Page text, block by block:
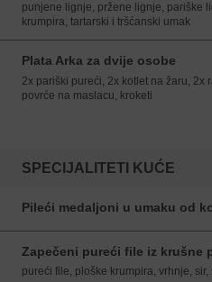
punjene lignje, pržene lignje, pariške
krumpira, tartarski i tršćanski umak
Plata Arka za dvije osobe
2x pariški pureći, 2x kotlet na žaru, 2x
povrće na maslacu, kroketi
SPECIJALITETI KUĆE
Pileći medaljoni u umaku od
Zapečeni pureći file iz krušne
pureći file, ploške krumpira, vrhnje,